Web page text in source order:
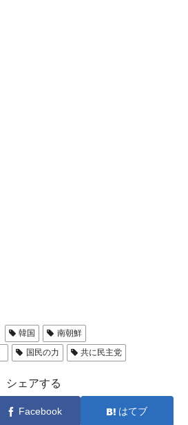
韓国
南朝鮮
国民の力 共に民主党
シェアする
Facebook はてブ